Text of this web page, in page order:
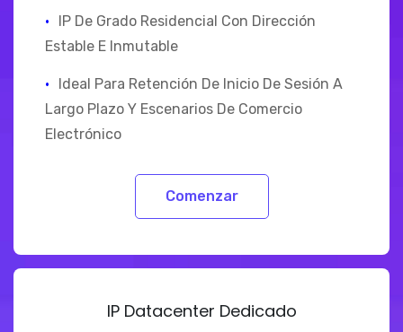
·
IP De Grado Residencial Con Dirección
Estable E Inmutable
·
Ideal Para Retención De Inicio De Sesión A
Largo Plazo Y Escenarios De Comercio
Electrónico
Comenzar
IP Datacenter Dedicado